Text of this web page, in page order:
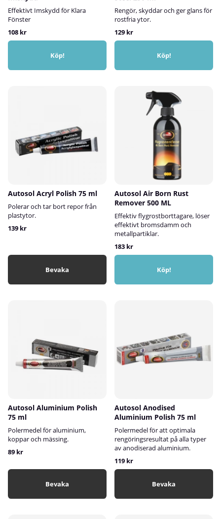
med cirkelrörelser tills du ser en
jämn glans.Låt inte medlet torka
och torr trasa tills all polish är
borttagen och ytan glänser.
Effektivt Imskydd för Klara
Fönster
108 kr
Köp!
Rengör, skyddar och ger glans för
rostfria ytor.
129 kr
Köp!
Autosol Acryl Polish 75 ml
Polerar och tar bort repor från
plastytor.
139 kr
Bevaka
Autosol Air Born Rust
Remover 500 ML
Effektiv flygrostborttagare, löser
effektivt bromsdamm och
metallpartiklar.
183 kr
Köp!
Autosol Aluminium Polish
75 ml
Polermedel för aluminium,
koppar och mässing.
89 kr
Bevaka
Autosol Anodised
Aluminium Polish 75 ml
Polermedel för att optimala
rengöringsresultat på alla typer
av anodiserad aluminium.
119 kr
Bevaka